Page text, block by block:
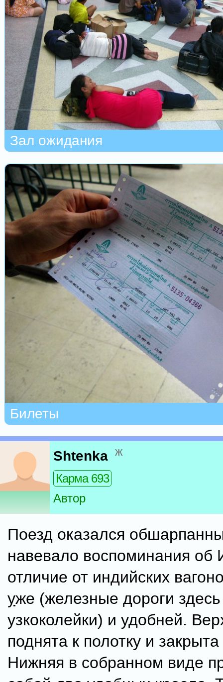
Зал ожидания
Билеты
Shtenka ж
Карма 693
Автор
Поезд оказался
навевало воспоминания об
отличие от индийских
уже (железные дороги
узкоколейки) и удобней.
поднята к полотку и
Нижняя в собранном виде